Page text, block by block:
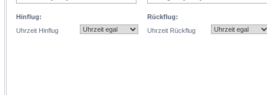
Hinflug:
Uhrzeit Hinflug
Rückflug:
Uhrzeit Rückflug